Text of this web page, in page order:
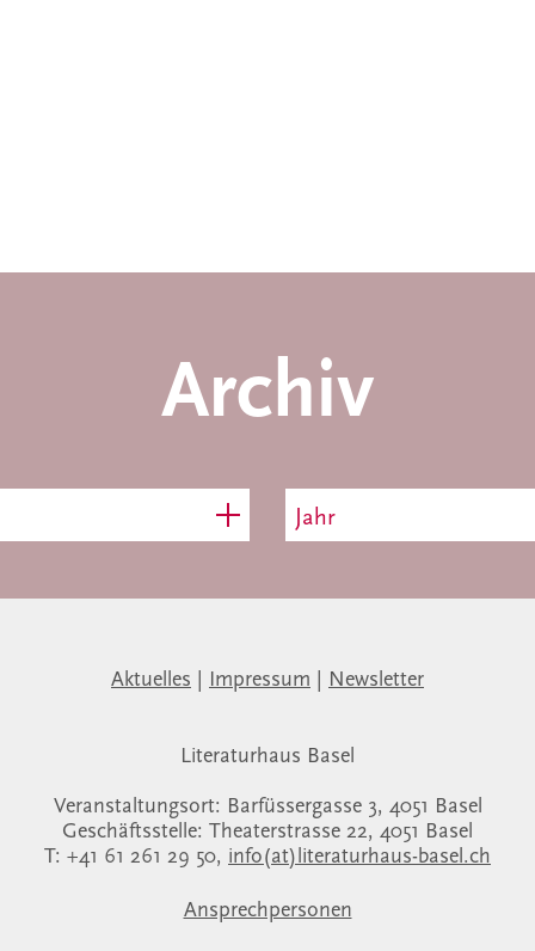
Archiv
Jahr
Aktuelles Impressum Newsletter
Literaturhaus Basel
Veranstaltungsort: Barfüssergasse 3, 4051 Basel
Geschäftsstelle: Theaterstrasse 22, 4051 Basel
T: +41 61 261 29 50, info(at)literaturhaus-basel.ch
Ansprechpersonen